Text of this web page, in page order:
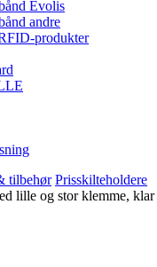
Evolis
andre
produkter
tilbehør Prisskilteholdere
lille og stor klemme, klar